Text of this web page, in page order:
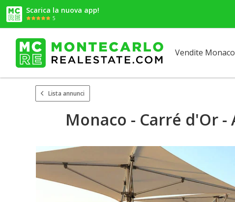
Scarica la nuova app!
5
Vendite Monaco
Lista annunci
Monaco - Carré d'Or